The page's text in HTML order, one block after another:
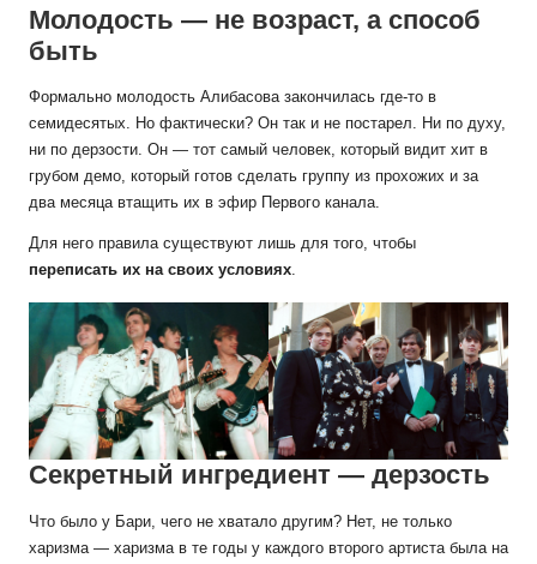
Молодость — не возраст, а способ
быть
Формально молодость Алибасова закончилась где-то в
семидесятых. Но фактически? Он так и не постарел. Ни по духу,
ни по дерзости. Он — тот самый человек, который видит хит в
грубом демо, который готов сделать группу из прохожих и за
два месяца втащить их в эфир Первого канала.
Для него правила существуют лишь для того, чтобы
переписать их на своих условиях.
Секретный ингредиент — дерзость
Что было у Бари, чего не хватало другим? Нет, не только
харизма — харизма в те годы у каждого второго артиста была на